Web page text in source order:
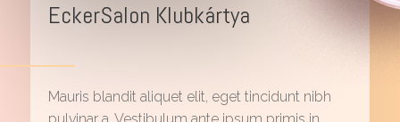
EckerSalon Klubkártya
Mauris blandit aliquet elit, eget tincidunt nibh